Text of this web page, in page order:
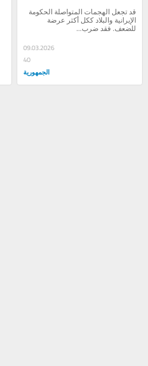
للضعف. فقد ضرب...
09.03.2026
40
الجمهورية